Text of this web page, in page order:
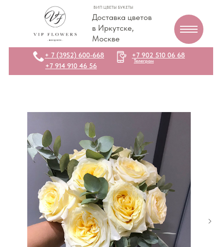
Доставка цветов
в Иркутске,
Москве
ВИП ЦВЕТЫ БУКЕТЫ
+7 914 910 46 56
+7 902 510 06 68
Телеграм
+ 7 (3952) 600-668